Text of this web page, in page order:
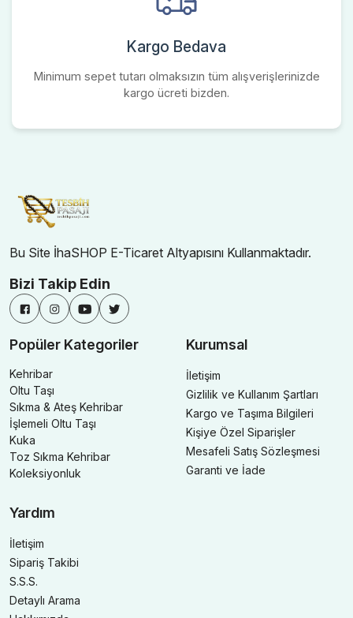
Kargo Bedava
Minimum sepet tutarı olmaksızın tüm alışverişlerinizde
kargo ücreti bizden.
Bu Site İhaSHOP E-Ticaret Altyapısını Kullanmaktadır.
Bizi Takip Edin
Popüler Kategoriler
Kehribar
Oltu Taşı
Sıkma & Ateş Kehribar
İşlemeli Oltu Taşı
Kuka
Toz Sıkma Kehribar
Koleksiyonluk
Kurumsal
İletişim
Gizlilik ve Kullanım Şartları
Kargo ve Taşıma Bilgileri
Kişiye Özel Siparişler
Mesafeli Satış Sözleşmesi
Garanti ve İade
Yardım
İletişim
Sipariş Takibi
S.S.S.
Detaylı Arama